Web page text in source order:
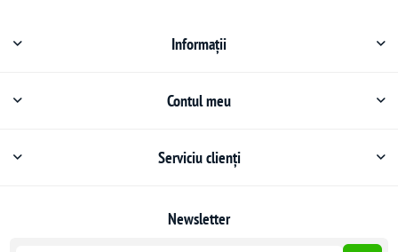
Informații
Contul meu
Serviciu clienți
Newsletter